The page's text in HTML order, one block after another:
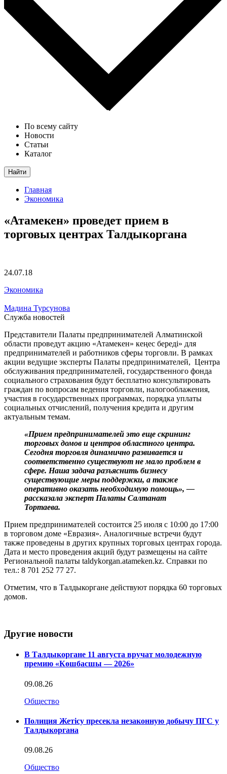
По всему сайту
Новости
Статьи
Каталог
Найти
Главная
Экономика
«Атамекен» проведет прием в
торговых центрах Талдыкоргана
24.07.18
Экономика
Мадина Турсунова
Служба новостей
Представители Палаты предпринимателей Алматинской
области проведут акцию «Атамекен» кеңес береді» для
предпринимателей и работников сферы торговли. В рамках
акции ведущие эксперты Палаты предпринимателей, Центра
обслуживания предпринимателей, государственного фонда
социального страхования будут бесплатно консультировать
граждан по вопросам ведения торговли, налогооблажения,
участия в государственных программах, порядка уплаты
социальных отчислений, получения кредита и другим
актуальным темам.
«Прием предпринимателей это еще скрининг
торговых домов и центров областного центра.
Сегодня торговля динамично развивается и
соответственно существуют не мало проблем в
сфере. Наша задача разъяснить бизнесу
существующие меры поддержки, а также
оперативно оказать необходимую помощь», —
рассказала эксперт Палаты Салтанат
Тортаева.
Прием предпринимателей состоится 25 июля с 10:00 до 17:00
в торговом доме «Евразия». Аналогичные встречи будут
также проведены в других крупных торговых центрах города.
Дата и место проведения акций будут размещены на сайте
Региональной палаты taldykorgan.atameken.kz. Справки по
тел.: 8 701 252 77 27.
Отметим, что в Талдыкоргане действуют порядка 60 торговых
домов.
Другие новости
В Талдыкоргане 11 августа вручат молодежную
премию «Көшбасшы — 2026»
09.08.26
Общество
Полиция Жетісу пресекла незаконную добычу ПГС у
Талдыкоргана
09.08.26
Общество